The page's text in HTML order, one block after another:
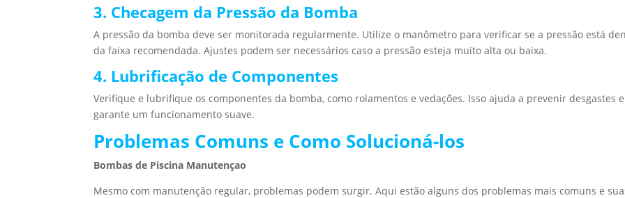
3. Checagem da Pressão da Bomba
A pressão da bomba deve ser monitorada regularmente. Utilize o manômetro para verificar se a pressão está
da faixa recomendada. Ajustes podem ser necessários caso a pressão esteja muito alta ou baixa.
4. Lubrificação de Componentes
Verifique e lubrifique os componentes da bomba, como rolamentos e vedações. Isso ajuda a prevenir desgastes e
garante um funcionamento suave.
Problemas Comuns e Como Solucioná-los
Bombas de Piscina Manutençao
Mesmo com manutenção regular, problemas podem surgir. Aqui estão alguns dos problemas mais comuns e